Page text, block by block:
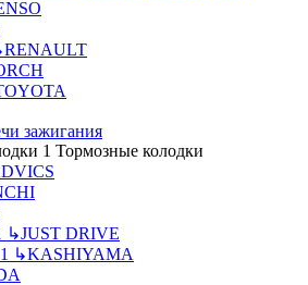
RENAULT
зажигания
Тормозные колодки
↳JUST DRIVE
↳KASHIYAMA